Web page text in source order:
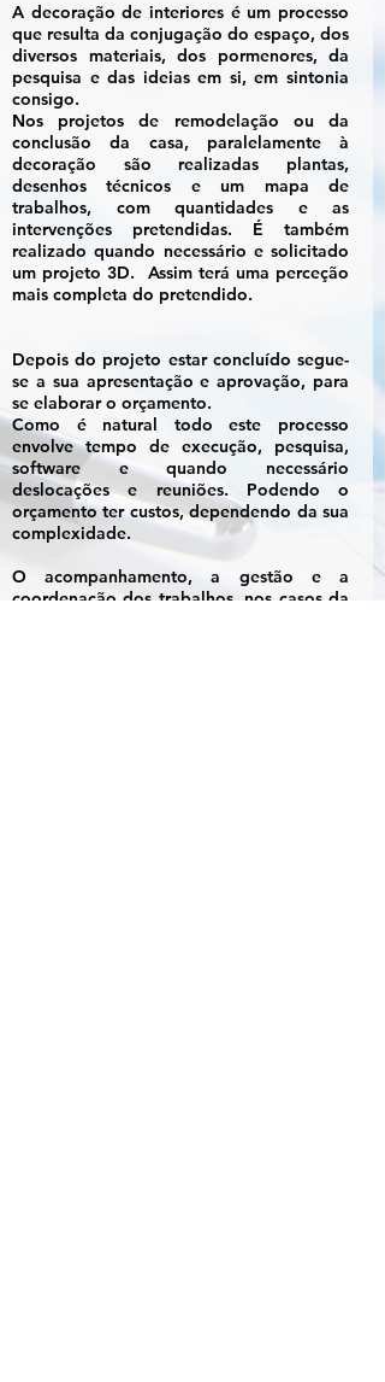
A decoração de interiores é um processo
que resulta da conjugação do espaço, dos
diversos materiais, dos pormenores, da
pesquisa e das ideias em si, em sintonia
consigo.
Nos projetos de remodelação ou da
conclusão da casa, paralelamente à
decoração são realizadas plantas,
desenhos técnicos e um mapa de
trabalhos, com quantidades e as
intervenções pretendidas. É também
realizado quando necessário e solicitado
um projeto 3D. Assim terá uma perceção
mais completa do pretendido.
Depois do projeto estar concluído segue-
se a sua apresentação e aprovação, para
se elaborar o orçamento.
Como é natural todo este processo
envolve tempo de execução, pesquisa,
software e quando necessário
deslocações e reuniões. Podendo o
orçamento ter custos, dependendo da sua
complexidade.
O acompanhamento, a gestão e a
coordenação dos trabalhos, nos casos da